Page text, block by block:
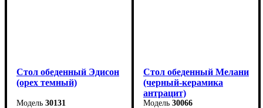
Стол обеденный Эдисон
(орех темный)
30131
Стол обеденный Мелани
(черный-керамика
антрацит)
30066